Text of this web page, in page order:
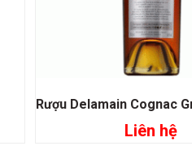
Đọc tiếp
Liên hệ